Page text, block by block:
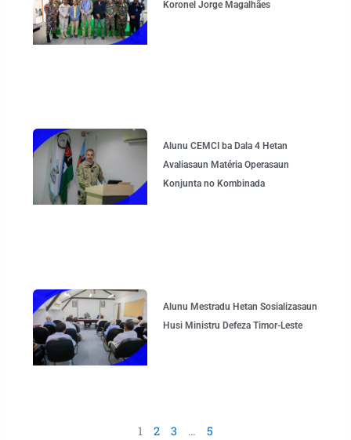
Koronel Jorge Magalhães
Alunu CEMCI ba Dala 4 Hetan
Avaliasaun Matéria Operasaun
Konjunta no Kombinada
Alunu Mestradu Hetan Sosializasaun
Husi Ministru Defeza Timor-Leste
1 2 3 … 5